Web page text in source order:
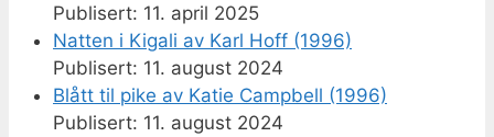
11. april 2025
Natten i Kigali av Karl Hoff (1996)
11. august 2024
Blått til pike av Katie Campbell (1996)
11. august 2024